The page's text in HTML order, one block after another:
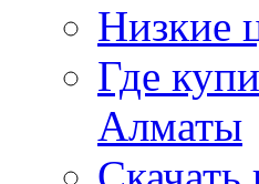
Низкие
Где
Алматы